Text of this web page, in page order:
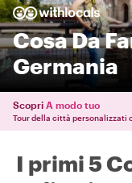
Cosa Da
Germania
Scopri A modo tuo
Tour della città personalizzati
I primi 5